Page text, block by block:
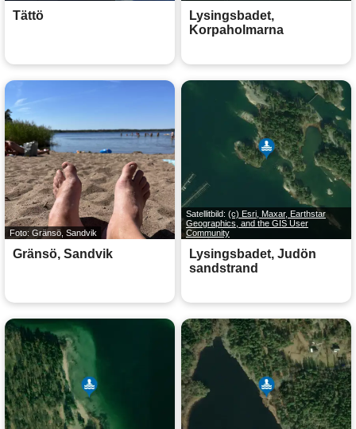
Tättö
Lysingsbadet,
Korpaholmarna
Foto: Gränsö, Sandvik
Gränsö, Sandvik
Satellitbild: (c) Esri, Maxar, Earthstar
Geographics, and the GIS User
Community
Lysingsbadet, Judön
sandstrand